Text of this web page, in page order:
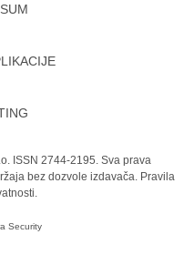
ISSN 2744-2195. Sva prava
bez dozvole izdavača. Pravila
Security